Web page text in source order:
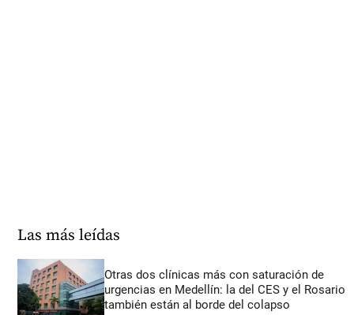
Las más leídas
Otras dos clínicas más con saturación de
urgencias en Medellín: la del CES y el Rosario
también están al borde del colapso